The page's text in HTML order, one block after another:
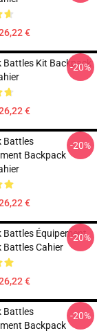
€
Battles Kit Backpack
€
-20%
Battles
Backpack
€
-20%
Battles Équipement
Battles Cahier
€
-20%
Battles
Backpack
-20%